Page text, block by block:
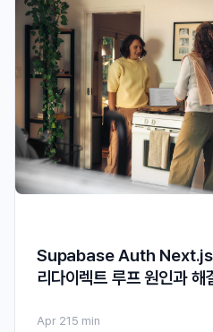
Supabase Auth Next.js
리다이렉트 루프 원인과 해
Apr 21 5 min